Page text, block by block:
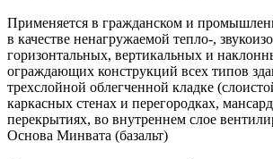
Применяется в гражданском и
в качестве ненагружаемой тепло-,
горизонтальных, вертикальных и
ограждающих конструкций всех типов
трехслойной облегченной кладке
каркасных стенах и перегородках,
перекрытиях, во внутреннем слое
Основа Минвата (базальт)